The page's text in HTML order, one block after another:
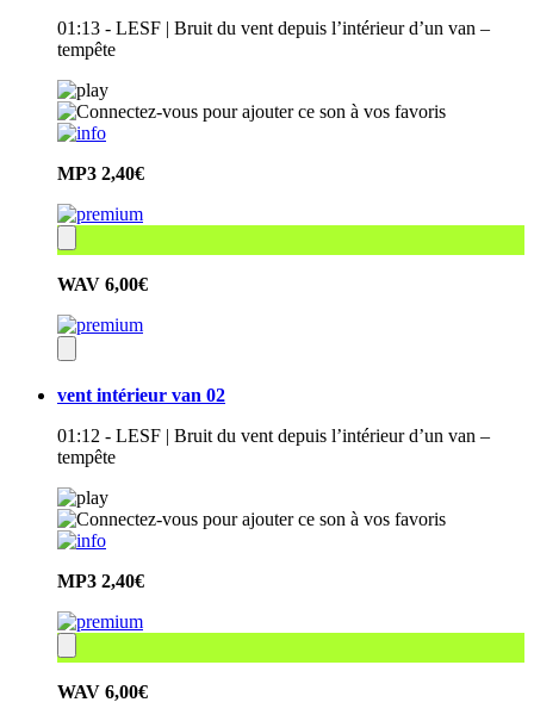
01:13 - LESF | Bruit du vent depuis l’intérieur d’un van –
tempête
MP3 2,40€
WAV 6,00€
vent intérieur van 02
01:12 - LESF | Bruit du vent depuis l’intérieur d’un van –
tempête
MP3 2,40€
WAV 6,00€